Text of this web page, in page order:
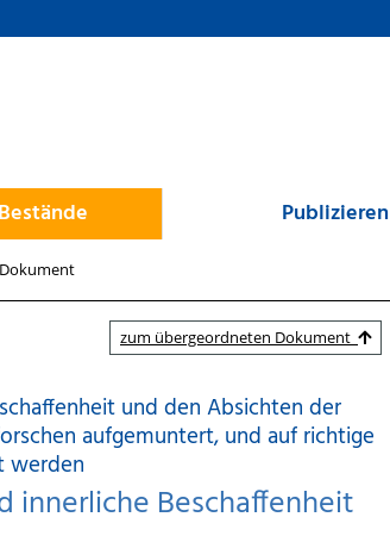
Publizieren
Dokument
zum übergeordneten Dokument
und den Absichten der
aufgemuntert, und auf richtige
werden
innerliche Beschaffenheit